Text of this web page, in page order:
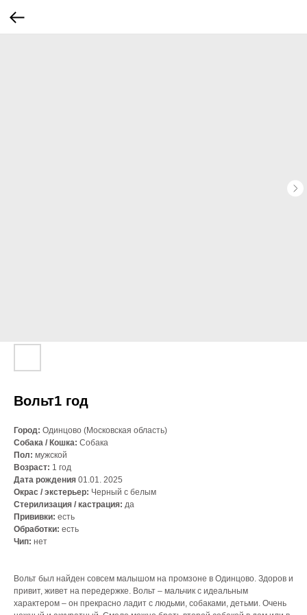
Вольт1 год
Город: Одинцово (Московская область)
Собака / Кошка: Собака
Пол: мужской
Возраст: 1 год
Дата рождения 01.01. 2025
Окрас / экстерьер: Черный с белым
Стерилизация / кастрация: да
Прививки: есть
Обработки: есть
Чип: нет
Вольт был найден совсем малышом на промзоне в Одинцово. Здоров и
привит, живет на передержке. Вольт – мальчик с идеальным
характером – он прекрасно ладит с людьми, собаками, детьми. Очень